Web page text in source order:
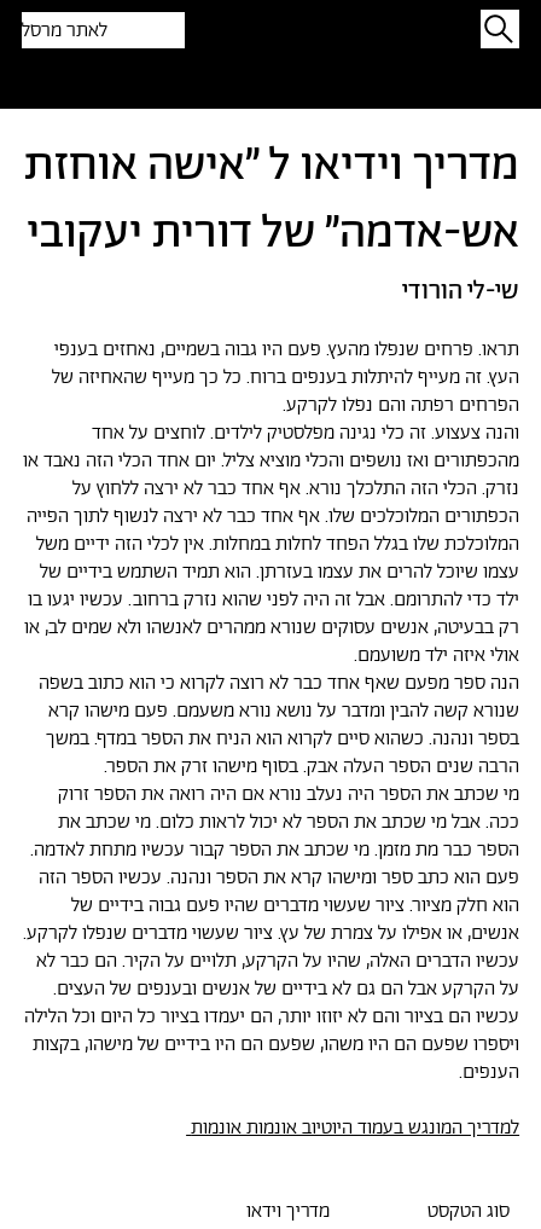
לאתר מרסל
סוג הטקסט
מדריך וידאו
תראו. פרחים שנפלו מהעץ. פעם היו גבוה בשמיים, נאחזים בענפי
העץ. זה מעייף להיתלות בענפים ברוח. כל כך מעייף שהאחיזה של
הפרחים רפתה והם נפלו לקרקע.
והנה צעצוע. זה כלי נגינה מפלסטיק לילדים. לוחצים על אחד
מהכפתורים ואז נושפים והכלי מוציא צליל. יום אחד הכלי הזה נאבד או
נזרק. הכלי הזה התלכלך נורא. אף אחד כבר לא ירצה ללחוץ על
הכפתורים המלוכלכים שלו. אף אחד כבר לא ירצה לנשוף לתוך הפייה
המלוכלכת שלו בגלל הפחד לחלות במחלות. אין לכלי הזה ידיים משל
עצמו שיוכל להרים את עצמו בעזרתן. הוא תמיד השתמש בידיים של
ילד כדי להתרומם. אבל זה היה לפני שהוא נזרק ברחוב. עכשיו יגעו בו
רק בבעיטה, אנשים עסוקים שנורא ממהרים לאנשהו ולא שמים לב, או
אולי איזה ילד משועמם.
הנה ספר מפעם שאף אחד כבר לא רוצה לקרוא כי הוא כתוב בשפה
שנורא קשה להבין ומדבר על נושא נורא משעמם. פעם מישהו קרא
בספר ונהנה. כשהוא סיים לקרוא הוא הניח את הספר במדף. במשך
הרבה שנים הספר העלה אבק. בסוף מישהו זרק את הספר.
מי שכתב את הספר היה נעלב נורא אם היה רואה את הספר זרוק
ככה. אבל מי שכתב את הספר לא יכול לראות כלום. מי שכתב את
הספר כבר מת מזמן. מי שכתב את הספר קבור עכשיו מתחת לאדמה.
פעם הוא כתב ספר ומישהו קרא את הספר ונהנה. עכשיו הספר הזה
הוא חלק מציור. ציור שעשוי מדברים שהיו פעם גבוה בידיים של
אנשים, או אפילו על צמרת של עץ. ציור שעשוי מדברים שנפלו לקרקע.
עכשיו הדברים האלה, שהיו על הקרקע, תלויים על הקיר. הם כבר לא
על הקרקע אבל הם גם לא בידיים של אנשים ובענפים של העצים.
עכשיו הם בציור והם לא יזוזו יותר, הם יעמדו בציור כל היום וכל הלילה
ויספרו שפעם הם היו משהו, שפעם הם היו בידיים של מישהו, בקצות
הענפים.
למדריך המונגש בעמוד היוטיוב אונמות אונמות
מדריך וידיאו ל ״אישה אוחזת
אש-אדמה״ של דורית יעקובי
שי-לי הורודי